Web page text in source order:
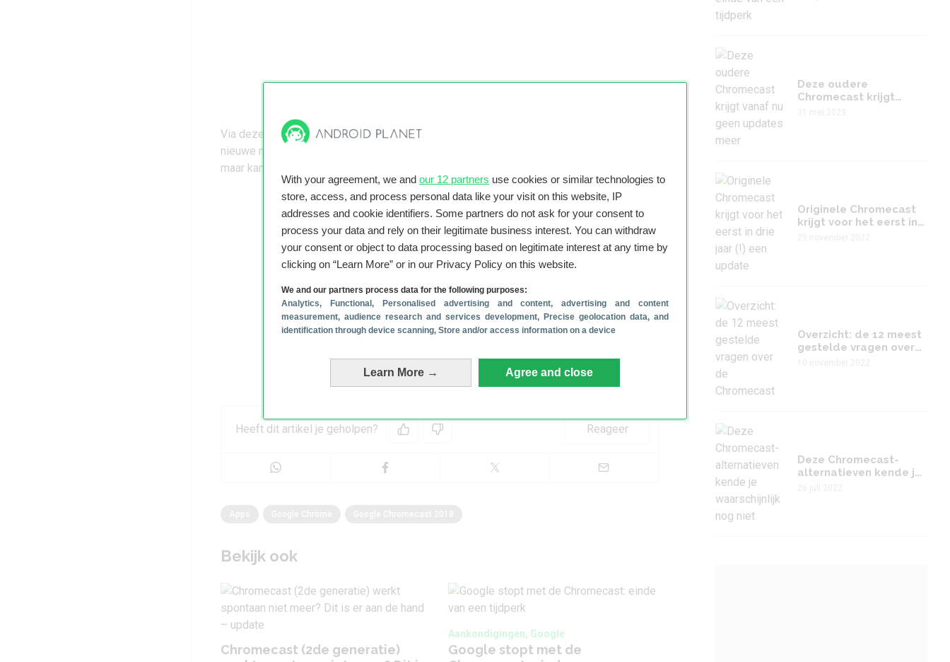
With your agreement, we and our 12 partners use cookies or similar technologies to
store, access, and process personal data like your visit on this website, IP
addresses and cookie identifiers. Some partners do not ask for your consent to
process your data and rely on their legitimate business interest. You can withdraw
your consent or object to data processing based on legitimate interest at any time by
clicking on “Learn More” or in our Privacy Policy on this website.
We and our partners process data for the following purposes:
Analytics, Functional , Personalised advertising and content, advertising and content
measurement, audience research and services development, Precise geolocation data, and
identification through device scanning, Store and/or access information on a device
Learn More → Agree and close
Via deze paginakun je de bètaversie van Chrome downloaden. Die geeft toegang tot
nieuwe mogelijkheden (zoals de Cast-functie) die nog niet in de stabiele release zitten,
maar kan logischerwijs wel bugs bevatten. De bèta is er voor pc, Mac en Linux.
Heeft dit artikel je geholpen? Reageer
Bekijk ook
Chromecast (2de generatie)
Aankondigingen, Google
Google stopt met de
Deze oudere
Chromecast krijgt
Originele Chromecast
krijgt voor het eerst in
Overzicht: de 12 meest
gestelde vragen over
Deze Chromecast-
alternatieven kende je